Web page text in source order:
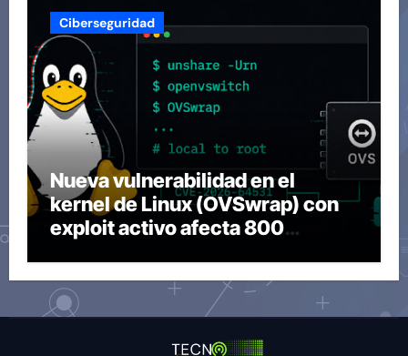
Ciberseguridad
Nueva vulnerabilidad en el
kernel de Linux (OVSwrap) con
exploit activo afecta 800